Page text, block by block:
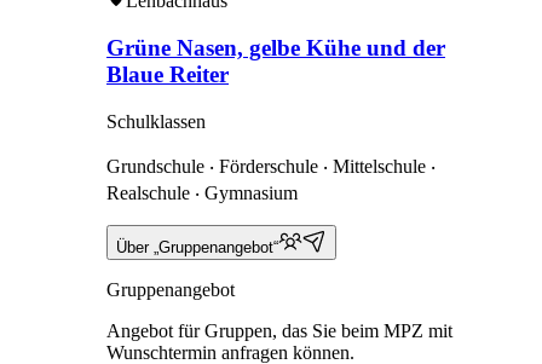
Grüne Nasen, gelbe Kühe und der
Blaue Reiter
Schulklassen
Grundschule ‧ Förderschule ‧ Mittelschule ‧
Realschule ‧ Gymnasium
Über „Gruppenangebot“
Gruppenangebot
Angebot für Gruppen, das Sie beim MPZ mit
Wunschtermin anfragen können.